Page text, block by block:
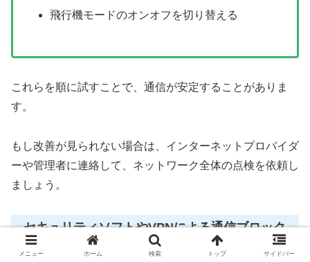
飛行機モードのオンオフを切り替える
これらを順に試すことで、通信が安定することがありま
す。
もし改善が見られない場合は、インターネットプロバイダ
ーや管理者に連絡して、ネットワーク全体の点検を依頼し
ましょう。
セキュリティソフトやVPNによる通信ブロック
の解除方法
メニュー ホーム 検索 トップ サイドバー